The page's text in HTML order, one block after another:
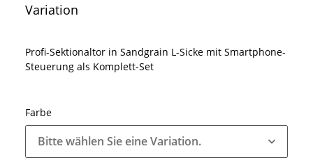
Variation
Profi-Sektionaltor in Sandgrain L-Sicke mit Smartphone-
Steuerung als Komplett-Set
Farbe
Bitte wählen Sie eine Variation.